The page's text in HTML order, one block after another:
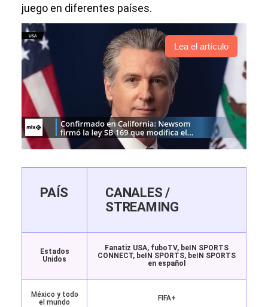
juego en diferentes países.
Lea el artículo
PAÍS
CANALES /
STREAMING
Estados
Unidos
Fanatiz USA, fuboTV, beIN SPORTS
CONNECT, beIN SPORTS, beIN SPORTS
en español
México y todo
el mundo
FIFA+